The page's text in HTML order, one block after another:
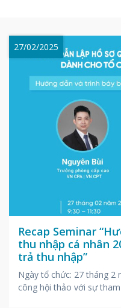
27/02/2025
Recap Seminar
thu nhập cá nhân
trả thu nhập”
Ngày tổ chức: 27 tháng 2
công hội thảo với sự